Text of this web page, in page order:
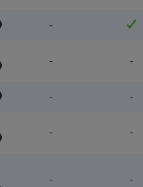
-
- -
- -
- -
- -